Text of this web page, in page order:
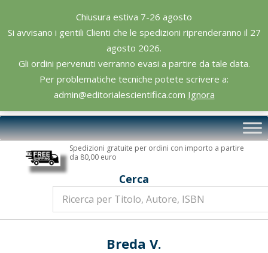
Chiusura estiva 7-26 agosto
Si avvisano i gentili Clienti che le spedizioni riprenderanno il 27
agosto 2026.
Gli ordini pervenuti verranno evasi a partire da tale data.
Per problematiche tecniche potete scrivere a:
admin@editorialescientifica.com Ignora
content
Editoriale
Scientifica
Primary
Navigation
Spedizioni gratuite per ordini con importo a partire
da 80,00 euro
Cerca
Breda V.